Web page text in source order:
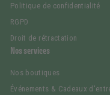
Politique de confidentialité
RGPD
Droit de rétractation
Nos services
Nos boutiques
Événements & Cadeaux